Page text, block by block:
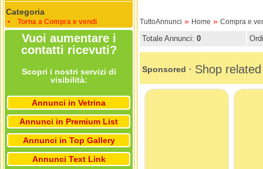
Categoria
Torna a Compra e vendi
Vuoi aumentare i
contatti ricevuti?
Scopri i nostri servizi di
visibilità:
Annunci in Vetrina
Annunci in Premium List
Annunci in Top Gallery
Annunci Text Link
TuttoAnnunci » Home » Compra e
Totale Annunci: 0